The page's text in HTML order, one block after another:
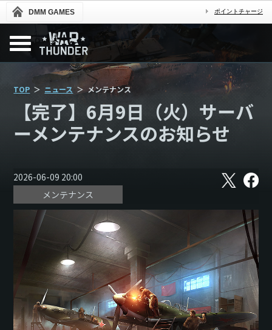
DMM GAMES ポイントチャージ
TOP ニュース メンテナンス
【完了】6月9日（火）サーバ
ーメンテナンスのお知らせ
2026-06-09 20:00 X フ
ェ
ス
ブ
ッ
ク
メンテナンス